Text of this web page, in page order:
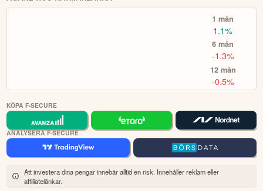
eToro är en investeringsplattform för flera tillgångsslag. Värdet på
dina investeringar kan gå upp eller ner. Du riskerar ditt kapital.
WithSecure.
1 mån
1.1%
6 mån
-1.3%
12 mån
-0.5%
KÖPA F-SECURE
ANALYSERA F-SECURE
Att investera dina pengar innebär alltid en risk. Innehåller reklam eller
affiliatelänkar.